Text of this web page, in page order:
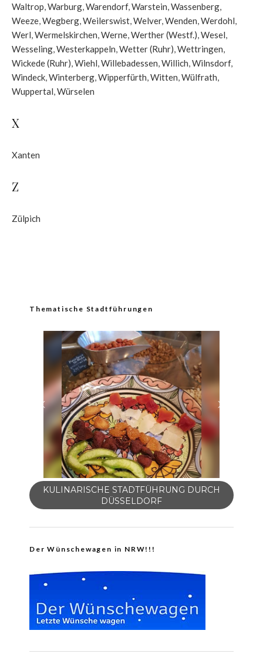
Waltrop,Warburg,Warendorf,Warstein,Wassenberg,
Weeze,Wegberg,Weilerswist,Welver,Wenden,Werdohl,
Werl,Wermelskirchen,Werne,Werther (Westf.),Wesel,
Wesseling,Westerkappeln,Wetter (Ruhr),Wettringen,
Wickede (Ruhr),Wiehl,Willebadessen,Willich,Wilnsdorf,
Windeck,Winterberg,Wipperfürth,Witten,Wülfrath,
Wuppertal,Würselen
X
Xanten
Z
Zülpich
Thematische Stadtführungen
KULINARISCHE STADTFÜHRUNG DURCH
DÜSSELDORF
Der Wünschewagen in NRW!!!